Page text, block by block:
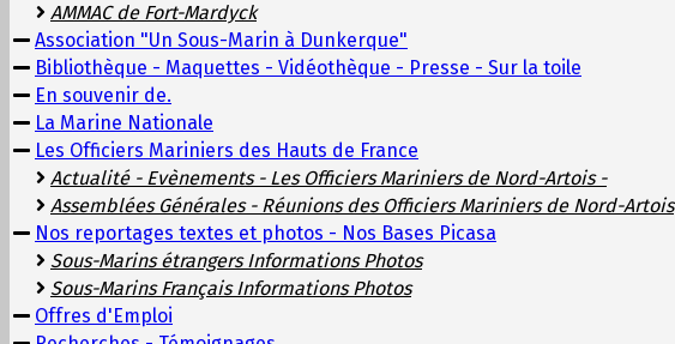
AMMAC de Fort-Mardyck
Association "Un Sous-Marin à Dunkerque"
Bibliothèque - Maquettes - Vidéothèque - Presse - Sur la toile
En souvenir de.
La Marine Nationale
Les Officiers Mariniers des Hauts de France
Actualité - Evènements - Les Officiers Mariniers de Nord-Artois -
Assemblées Générales - Réunions des Officiers Mariniers de Nord-Artois
Nos reportages textes et photos - Nos Bases Picasa
Sous-Marins étrangers Informations Photos
Sous-Marins Français Informations Photos
Offres d'Emploi